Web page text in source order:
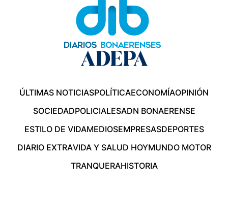
ÚLTIMAS NOTICIASPOLÍTICAECONOMÍAOPINIÓN
SOCIEDADPOLICIALESADN BONAERENSE
ESTILO DE VIDAMEDIOSEMPRESASDEPORTES
DIARIO EXTRAVIDA Y SALUD HOYMUNDO MOTOR
TRANQUERAHISTORIA